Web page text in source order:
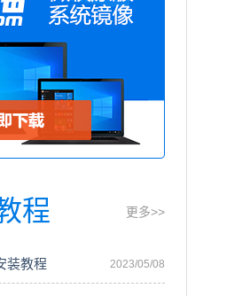
程 更多>>
装教程 2023/05/08